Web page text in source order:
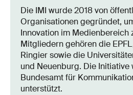
Die IMI wurde 2018 von
Organisationen gegründet,
Innovation im Medienbereich
Mitgliedern gehören die
Ringier sowie die
und Neuenburg. Die Initiative
Bundesamt für
unterstützt.